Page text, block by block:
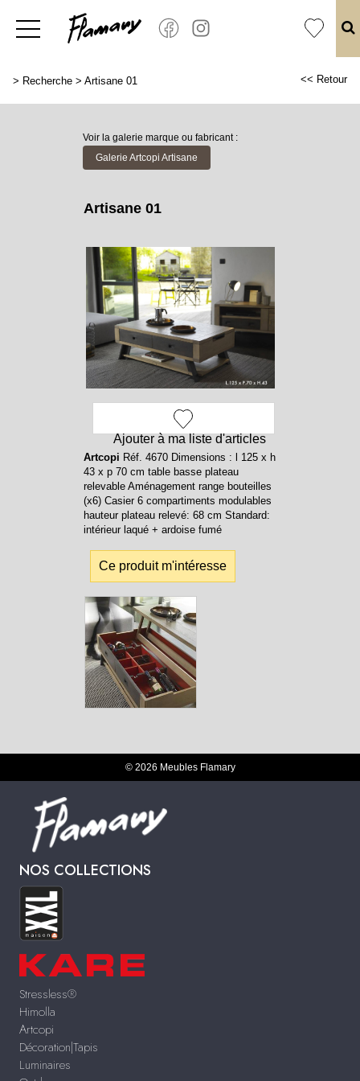
> Recherche > Artisane 01 << Retour
Voir la galerie marque ou fabricant :
Galerie Artcopi Artisane
Ajouter à ma liste d'articles
Artisane 01
Artcopi Réf. 4670 Dimensions : l 125 x h
43 x p 70 cm table basse plateau
relevable Aménagement range bouteilles
(x6) Casier 6 compartiments modulables
hauteur plateau relevé: 68 cm Standard:
intérieur laqué + ardoise fumé
Ce produit m'intéresse
© 2026 Meubles Flamary
NOS COLLECTIONS
Stressless®
Himolla
Artcopi
Décoration|Tapis
Luminaires